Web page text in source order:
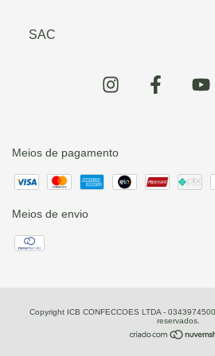
SAC
Meios de pagamento
Meios de envio
Copyright ICB CONFECCOES LTDA -
reservados.